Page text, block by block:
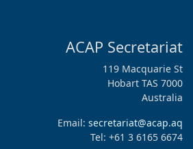
ACAP Secretariat
119 Macquarie St
Hobart TAS 7000
Australia
Email: secretariat@acap.aq
Tel: +61 3 6165 6674